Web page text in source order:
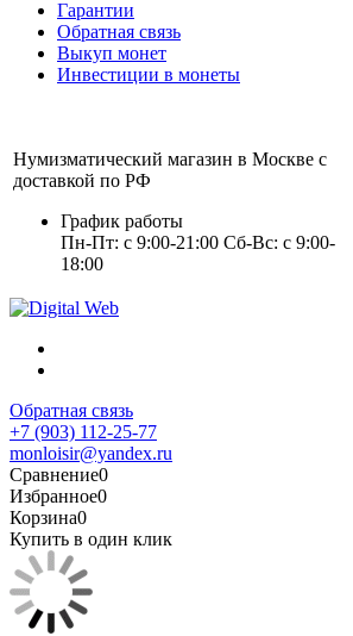
Гарантии
Обратная связь
Выкуп монет
Инвестиции в монеты
Нумизматический магазин в Москве с
доставкой по РФ
График работы
Пн-Пт: с 9:00-21:00 Сб-Вс: с 9:00-
18:00
Обратная связь
+7 (903) 112-25-77
monloisir@yandex.ru
Сравнение0
Избранное0
Корзина0
Купить в один клик